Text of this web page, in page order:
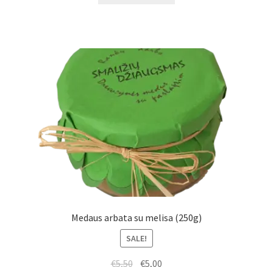
Medaus arbata su melisa (250g)
SALE!
€5,50 €5,00